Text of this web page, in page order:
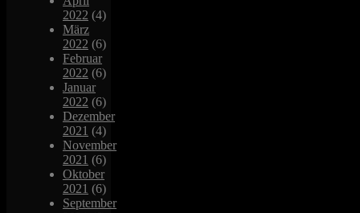
2022 (4)
März
2022 (6)
Februar
2022 (6)
Januar
2022 (6)
Dezember
2021 (4)
November
2021 (6)
Oktober
2021 (6)
September